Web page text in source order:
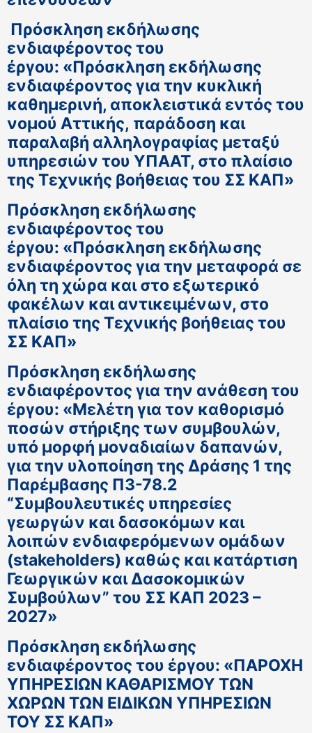
Πρόσκληση εκδήλωσης
ενδιαφέροντος του
έργου: «Πρόσκληση εκδήλωσης
ενδιαφέροντος για την κυκλική
καθημερινή, αποκλειστικά εντός του
νομού Αττικής, παράδοση και
παραλαβή αλληλογραφίας μεταξύ
υπηρεσιών του ΥΠΑΑΤ, στο πλαίσιο
της Τεχνικής βοήθειας του ΣΣ ΚΑΠ»
Πρόσκληση εκδήλωσης
ενδιαφέροντος του
έργου: «Πρόσκληση εκδήλωσης
ενδιαφέροντος για την μεταφορά σε
όλη τη χώρα και στο εξωτερικό
φακέλων και αντικειμένων, στο
πλαίσιο της Τεχνικής βοήθειας του
ΣΣ ΚΑΠ»
Πρόσκληση εκδήλωσης
ενδιαφέροντος για την ανάθεση του
έργου: «Μελέτη για τον καθορισμό
ποσών στήριξης των συμβουλών,
υπό μορφή μοναδιαίων δαπανών,
για την υλοποίηση της Δράσης 1 της
Παρέμβασης Π3-78.2
“Συμβουλευτικές υπηρεσίες
γεωργών και δασοκόμων και
λοιπών ενδιαφερόμενων ομάδων
(stakeholders) καθώς και κατάρτιση
Γεωργικών και Δασοκομικών
Συμβούλων” του ΣΣ ΚΑΠ 2023 –
2027»
Πρόσκληση εκδήλωσης
ενδιαφέροντος του έργου: «ΠΑΡΟΧΗ
ΥΠΗΡΕΣΙΩΝ ΚΑΘΑΡΙΣΜΟΥ ΤΩΝ
ΧΩΡΩΝ ΤΩΝ ΕΙΔΙΚΩΝ ΥΠΗΡΕΣΙΩΝ
ΤΟΥ ΣΣ ΚΑΠ»